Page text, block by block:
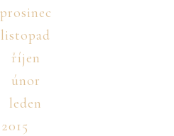
prosinec
listopad
říjen
únor
leden
2015